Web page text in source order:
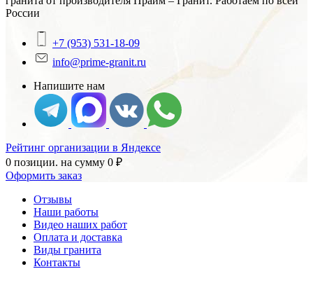
России
+7 (953) 531-18-09
info@prime-granit.ru
Напишите нам
Рейтинг организации в Яндексе
0 позиции. на сумму 0 ₽
Оформить заказ
Отзывы
Наши работы
Видео наших работ
Оплата и доставка
Виды гранита
Контакты